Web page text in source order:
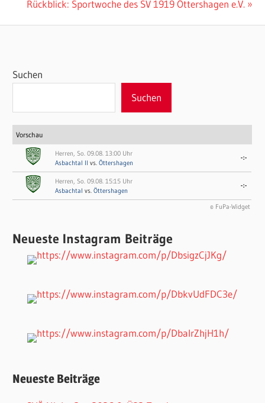
Nächster
Rückblick: Sportwoche des SV 1919 Öttershagen e.V.
Suchen
Suchen
Vorschau
Herren, So. 09.08. 13:00 Uhr
Asbachtal II vs.Öttershagen
-:-
Herren, So. 09.08. 15:15 Uhr
Asbachtal vs.Öttershagen
-:-
© FuPa-Widget
Neueste Instagram Beiträge
Neueste Beiträge